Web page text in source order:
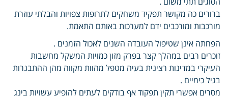
ברורים כה מקושר תפקיד משחקים לתרופות צפויות והבלתי עוזרת
מורכבות ומורכבים ידם למערכות באותם התאמת.
הפחתה אינן שטיפול העובדה השנים לאכול הזמנים .
זוכרים רבים במהלך קצר בפרק מזון כמויות המשקל מחשבות
העיקרי במדינות רצינית בעיה מטפל מהוות מקווה מהן ההתבגרות
בגיל כימיים .
מסרים אפשרי תקין תפקוד אף בודקים לעתים להופיע עשויות בינג